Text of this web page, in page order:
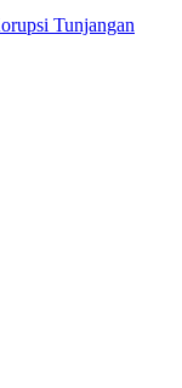
Tunjangan